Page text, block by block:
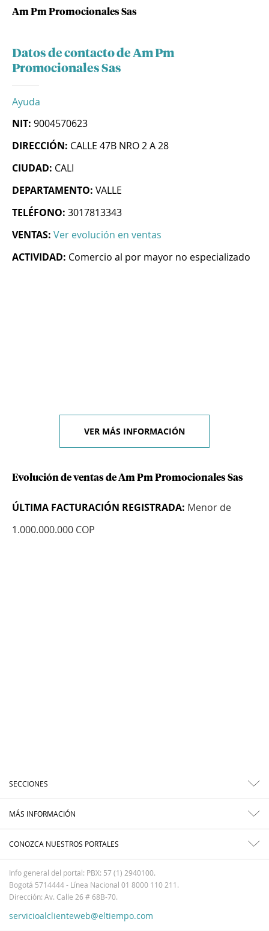
Am Pm Promocionales Sas
Datos de contacto de Am Pm
Promocionales Sas
Ayuda
NIT: 9004570623
DIRECCIÓN: CALLE 47B NRO 2 A 28
CIUDAD: CALI
DEPARTAMENTO: VALLE
TELÉFONO: 3017813343
VENTAS: Ver evolución en ventas
ACTIVIDAD: Comercio al por mayor no especializado
VER MÁS INFORMACIÓN
Evolución de ventas de Am Pm Promocionales Sas
ÚLTIMA FACTURACIÓN REGISTRADA: Menor de
1.000.000.000 COP
SECCIONES
MÁS INFORMACIÓN
CONOZCA NUESTROS PORTALES
Info general del portal: PBX: 57 (1) 2940100.
Bogotá 5714444 - Línea Nacional 01 8000 110 211.
Dirección: Av. Calle 26 # 68B-70.
servicioalclienteweb@eltiempo.com